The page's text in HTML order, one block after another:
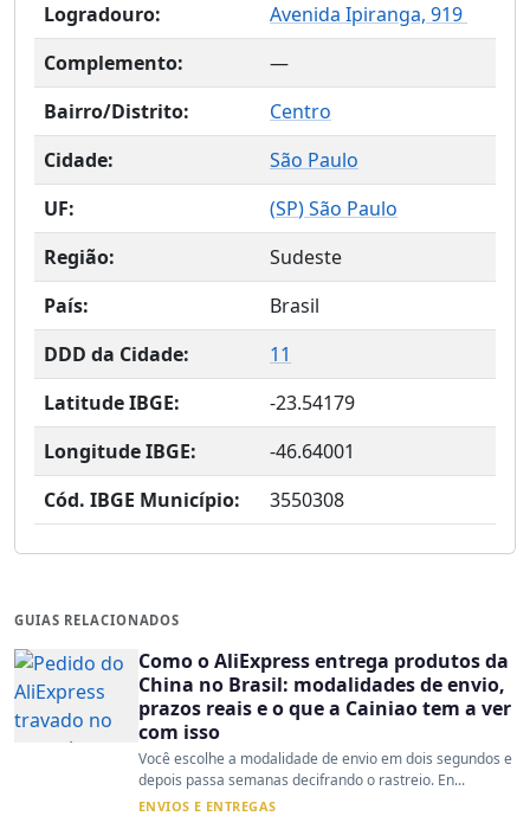
Logradouro:
Avenida Ipiranga, 919
Complemento:
—
Bairro/Distrito:
Centro
Cidade:
São Paulo
UF:
(SP) São Paulo
Região:
Sudeste
País:
Brasil
DDD da Cidade:
11
Latitude IBGE:
-23.54179
Longitude IBGE:
-46.64001
Cód. IBGE Município:
3550308
GUIAS RELACIONADOS
Como o AliExpress entrega produtos da
China no Brasil: modalidades de envio,
prazos reais e o que a Cainiao tem a ver
com isso
Você escolhe a modalidade de envio em dois segundos e
depois passa semanas decifrando o rastreio. En...
ENVIOS E ENTREGAS